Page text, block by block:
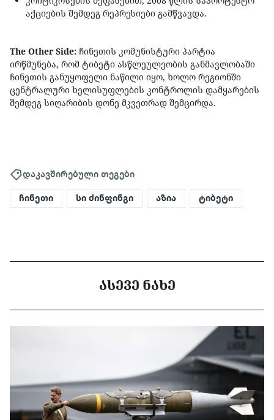
აქციების შემდეგ რეპრესიები გამწვავდა.
The Other Side: ჩინეთის კომუნისტური პარტია
ირწმუნება, რომ ტიბეტი ასწლეულეობის განმავლობაში
ჩინეთის განუყოფელი ნაწილი იყო, ხოლო რეგიონში
ცენტრალური ხელისუფლების კონტროლის დამყარების
შემდეგ სიღარიბის დონე მკვეთრად შემცირდა.
დაკავშირებული თეგები
ჩინეთი სი ძინფინგი აზია ტიბეტი
ᲐᲡᲔᲕᲔ ᲜᲐᲮᲔ